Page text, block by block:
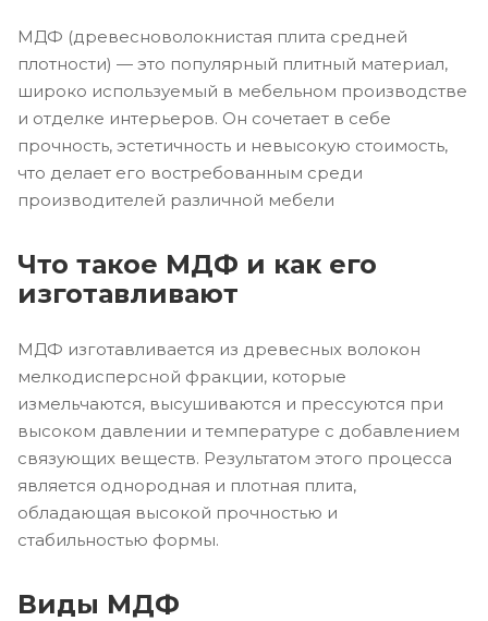
МДФ (древесноволокнистая плита средней
плотности) — это популярный плитный материал,
широко используемый в мебельном производстве
и отделке интерьеров. Он сочетает в себе
прочность, эстетичность и невысокую стоимость,
что делает его востребованным среди
производителей различной мебели
Что такое МДФ и как его
изготавливают
МДФ изготавливается из древесных волокон
мелкодисперсной фракции, которые
измельчаются, высушиваются и прессуются при
высоком давлении и температуре с добавлением
связующих веществ. Результатом этого процесса
является однородная и плотная плита,
обладающая высокой прочностью и
стабильностью формы.
Виды МДФ